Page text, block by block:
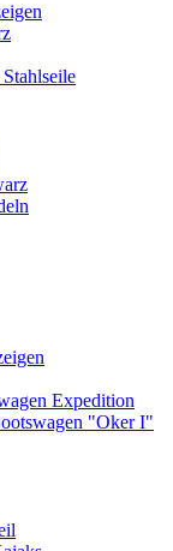
Expedition
"Oker I"